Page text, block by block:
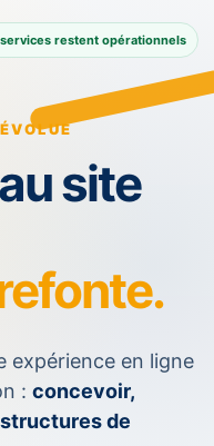
restent opérationnels
site
expérience en ligne
: concevoir,
de